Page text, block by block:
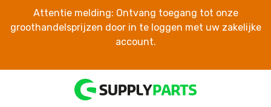
Attentie melding: Ontvang toegang tot onze
groothandelsprijzen door in te loggen met uw zakelijke
account.